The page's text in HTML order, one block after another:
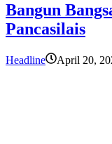
Bangun
Pancasilais
Headline April 20,